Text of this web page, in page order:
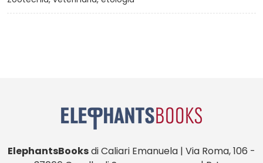
ElephantsBooksdi Caliari Emanuela | Via Roma, 106 -